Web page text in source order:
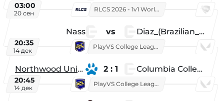
03:00
20 сен
RLCS 2026 - 1v1 World Championship
Nass vs Diaz_(Brazilian_Player)
20:35
14 дек
PlayVS College League 2025: Fall
Northwood University 2 : 1 Columbia College
20:45
14 дек
PlayVS College League 2025: Fall